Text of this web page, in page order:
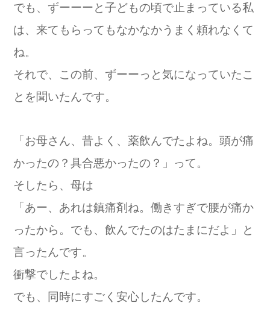
でも、ずーーーと子どもの頃で止まっている私
は、来てもらってもなかなかうまく頼れなくて
ね。
それで、この前、ずーーっと気になっていたこ
とを聞いたんです。
「お母さん、昔よく、薬飲んでたよね。頭が痛
かったの？具合悪かったの？」って。
そしたら、母は
「あー、あれは鎮痛剤ね。働きすぎで腰が痛か
ったから。でも、飲んでたのはたまにだよ」と
言ったんです。
衝撃でしたよね。
でも、同時にすごく安心したんです。